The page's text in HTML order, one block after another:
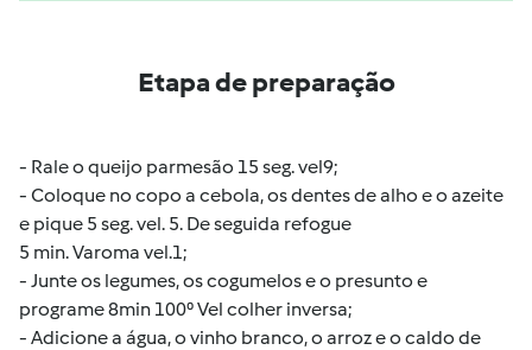
Etapa de preparação
- Rale o queijo parmesão 15 seg.vel9;
- Coloque no copo a cebola, os dentes de alho e o azeite
e pique 5 seg.vel. 5. De seguida refogue
5 min.Varoma vel.1;
- Junte os legumes, os cogumelos e o presunto e
programe 8min 100⁰ Vel colher inversa;
- Adicione a água, o vinho branco, o arroz e o caldo de